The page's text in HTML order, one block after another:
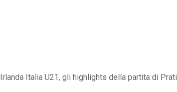
Irlanda Italia U21, gli highlights della partita di Prati